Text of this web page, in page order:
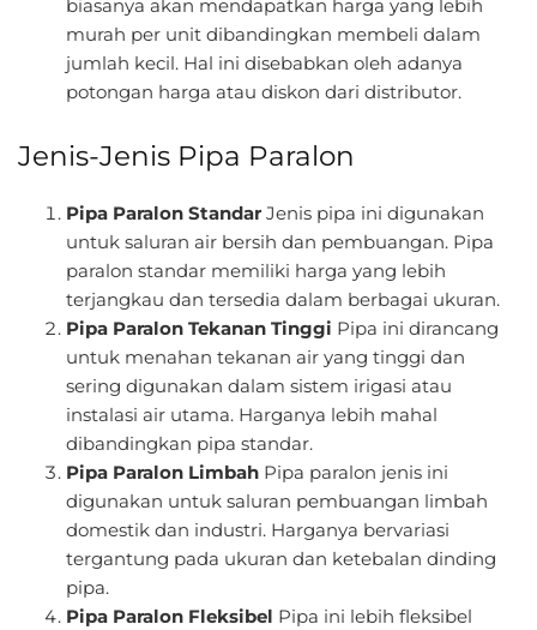
biasanya akan mendapatkan harga yang lebih
murah per unit dibandingkan membeli dalam
jumlah kecil. Hal ini disebabkan oleh adanya
potongan harga atau diskon dari distributor.
Jenis-Jenis Pipa Paralon
Pipa Paralon Standar Jenis pipa ini digunakan
untuk saluran air bersih dan pembuangan. Pipa
paralon standar memiliki harga yang lebih
terjangkau dan tersedia dalam berbagai ukuran.
Pipa Paralon Tekanan Tinggi Pipa ini dirancang
untuk menahan tekanan air yang tinggi dan
sering digunakan dalam sistem irigasi atau
instalasi air utama. Harganya lebih mahal
dibandingkan pipa standar.
Pipa Paralon Limbah Pipa paralon jenis ini
digunakan untuk saluran pembuangan limbah
domestik dan industri. Harganya bervariasi
tergantung pada ukuran dan ketebalan dinding
pipa.
Pipa Paralon Fleksibel Pipa ini lebih fleksibel